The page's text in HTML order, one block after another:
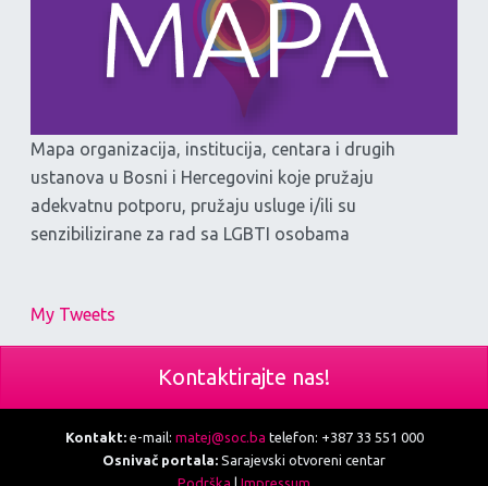
Mapa organizacija, institucija, centara i drugih
ustanova u Bosni i Hercegovini koje pružaju
adekvatnu potporu, pružaju usluge i/ili su
senzibilizirane za rad sa LGBTI osobama
My Tweets
Kontaktirajte nas!
Kontakt:e-mail: matej@soc.ba telefon: +387 33 551 000
Osnivač portala: Sarajevski otvoreni centar
Podrška
Impressum